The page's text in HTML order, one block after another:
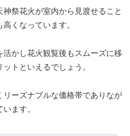
神祭花火が室内から見渡せること
くなっています。
かし花火観覧後もスムーズに移
トといえるでしょう。
リーズナブルな価格帯でありなが
ます。